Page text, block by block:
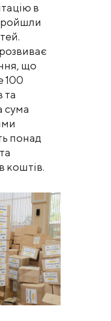
в
що
100
та
сума
понад
коштів.